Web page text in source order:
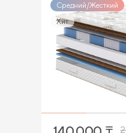
Средний/Жесткий
Хит
1